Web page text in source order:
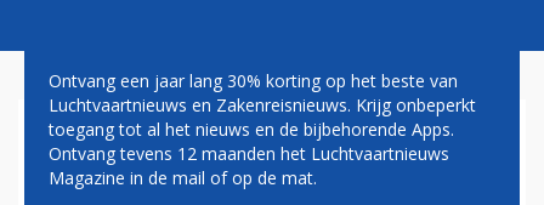
AIR FRANCE-KLM
Ontvang een jaar lang 30% korting op het beste van
Luchtvaartnieuws en Zakenreisnieuws. Krijg onbeperkt
toegang tot al het nieuws en de bijbehorende Apps.
Ontvang tevens 12 maanden het Luchtvaartnieuws
Magazine in de mail of op de mat.